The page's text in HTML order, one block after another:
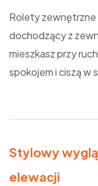
Rolety zewnętrzne
dochodzący z
mieszkasz przy
spokojem i ciszą w
Stylowy
elewacji